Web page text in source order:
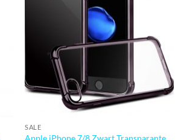
SALE